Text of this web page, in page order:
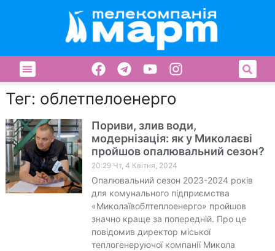
Тег: облетпелоенерго
Пориви, злив води,
модернізація: як у Миколаєві
пройшов опалювальний сезон?
20:29 Чт, 4 Квітня, 2024
Опалювальний сезон 2023-2024 років
для комунального підприємства
«Миколаївоблтеплоенерго» пройшов
значно краще за попередній. Про це
повідомив директор міської
теплогенеруючої компанії Микола